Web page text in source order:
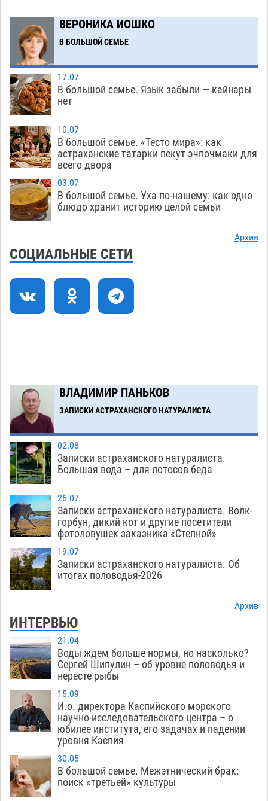
08.08 335
10:51
Фаворитская ноша: астраханские
гандболисты крупно проиграли пермякам
09:00
Лидеры чеченской диаспоры в Астрахани
осудили выходку молодого лихача с улицы
Никольской
18:00
Завтра астраханцы проведут день в режиме
экстремальной температурной нагрузки
17:09
Астраханский котлован с мусором угрожает
плодородию Харабалинского района
552
16:24
Игорь Редькин проинспектировал
земельного массива для льготников
14:44
Астраханские кутилы сменили барные стойки
на полицейские дежурки
ВЕРОНИКА ИОШКО
В БОЛЬШОЙ СЕМЬЕ
17.07
В большой семье. Язык забыли — кайнары
нет
10.07
В большой семье. «Тесто мира»: как
астраханские татарки пекут эчпочмаки для
всего двора
03.07
В большой семье. Уха по-нашему: как одно
блюдо хранит историю целой семьи
Архив
СОЦИАЛЬНЫЕ СЕТИ
ВЛАДИМИР ПАНЬКОВ
ЗАПИСКИ АСТРАХАНСКОГО НАТУРАЛИСТА
02.08
Записки астраханского натуралиста.
Большая вода – для лотосов беда
26.07
Записки астраханского натуралиста. Волк-
горбун, дикий кот и другие посетители
фотоловушек заказника «Степной»
19.07
Записки астраханского натуралиста. Об
итогах половодья-2026
Архив
ИНТЕРВЬЮ
21.04
Воды ждем больше нормы, но насколько?
Сергей Шипулин – об уровне половодья и
нересте рыбы
15.09
И.о. директора Каспийского морского
научно-исследовательского центра – о
юбилее института, его задачах и падении
уровня Каспия
30.05
В большой семье. Межэтнический брак:
поиск «третьей» культуры